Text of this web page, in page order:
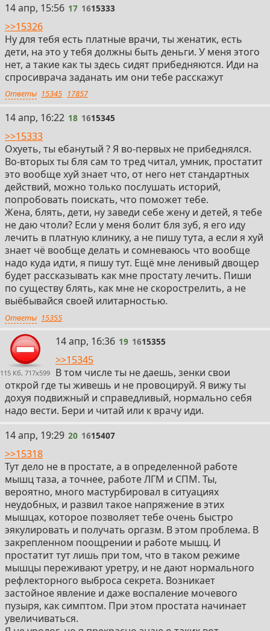
андрогенов может замедлить рост опухоли.
– Позже появились агонисты и антагонисты ЛГРГ, а
также вторичные антиандрогены (энзалутамид,
абиратерон).
• Лечение доброкачественной гиперплазии
предстательной железы (БПЖ):
– В 1990-е годы применение ингибиторов 5α-
редуктазы, таких как финастерид и дутастерид,
позволило уменьшить размер простаты и облегчить
симптомы заболевания.
– Эти препараты стали важным дополнением к
терапии, особенно при сочетанных гормональных
нарушениях.
• Применение в контексте простатита:
– Прямых клинических примеров гормональной
терапии простатита в период ранних исследований
не зафиксировано, поскольку воспалительные
процессы чаще имели инфекционную природу и
лечились антибиотиками и
противовоспалительными препаратами.
– Однако глубокое изучение роли андрогенов и их
метаболитов (например, ДГТ) в физиологии
предстательной железы позволило задать
направление для будущих исследований,
направленных на комбинированное лечение, где
коррекция гормонального фона могла бы
поддерживать терапию против инфекции и
воспаления.
III. Заключение
Объединённый исторический обзор демонстрирует,
как с 1940-х годов произошёл переход от
использования простых экстрактов желез к
высокоточным синтезированным формам
тестостерона, антиандрогенам и современным
биотехнологическим препаратам. Развитие терапии
охватывало как лечение онкологических заболеваний
предстательной железы, так и терапию БПЖ и
возрастного андрогенодефицита. При этом для
лечения простатита основное внимание уделялось
комбинированным подходам, где гормональная
коррекция становилась дополнением к
противоинфекционной и противовоспалительной
терапии. Такой эволюционный процесс позволил
значительно улучшить безопасность и
эффективность препаратов, а также обеспечить
индивидуальный подход к лечению пациентов.
17
14 апр, 15:56 17 1615333
>>15326
Ну для тебя есть платные врачи, ты женатик, есть
дети, на это у тебя должны быть деньги. У меня этого
нет, а такие как ты здесь сидят прибедняются. Иди на
спросиврача заданать им они тебе расскажут
Ответы 15345 17857
18
14 апр, 16:22 18 1615345
>>15333
Охуеть, ты ебанутый ? Я во-первых не прибеднялся.
Во-вторых ты бля сам то тред читал, умник, простатит
это вообще хуй знает что, от него нет стандартных
действий, можно только послушать историй,
попробовать поискать, что поможет тебе.
Жена, блять, дети, ну заведи себе жену и детей, я тебе
не даю чтоли? Если у меня болит бля зуб, я его иду
лечить в платную клинику, а не пишу тута, а если я хуй
знает чё вообще делать и сомневаюсь что вообще
надо куда идти, я пишу тут. Ещё мне ленивый двощер
будет рассказывать как мне простату лечить. Пиши
по существу блять, как мне не скорострелить, а не
выёбывайся своей илитарностью.
Ответы 15355
115 Кб, 717x599
19
14 апр, 16:36 19 1615355
>>15345
В том числе ты не даешь, зенки свои
открой где ты живешь и не провоцируй. Я вижу ты
дохуя подвижный и справедливый, нормально себя
надо вести. Бери и читай или к врачу иди.
20
14 апр, 19:29 20 1615407
>>15318
Тут дело не в простате, а в определенной работе
мышц таза, а точнее, работе ЛГМ и СПМ. Ты,
вероятно, много мастурбировал в ситуациях
неудобных, и развил такое напряжение в этих
мышцах, которое позволяет тебе очень быстро
эякулировать и получать оргазм. В этом проблема. В
закрепленном поощрении и работе мышц. И
простатит тут лишь при том, что в таком режиме
мышцы переживают уретру, и не дают нормального
рефлекторного выброса секрета. Возникает
застойное явление и даже воспаление мочевого
пузыря, как симптом. При этом простата начинает
увеличиваться.